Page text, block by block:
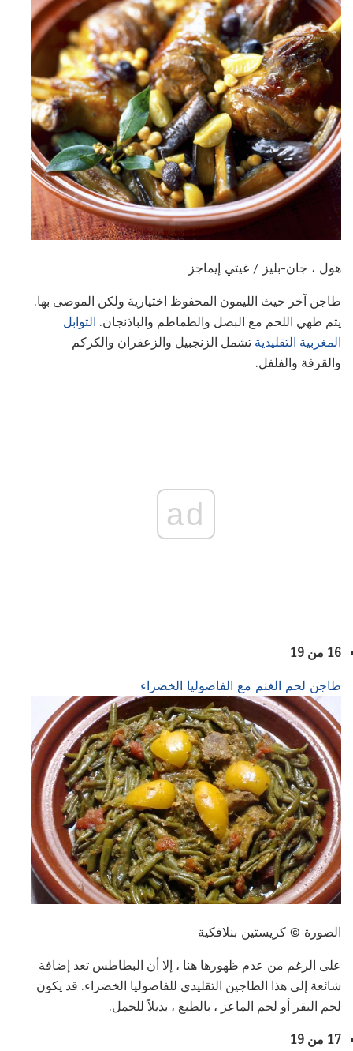
هول ، جان-بليز / غيتي إيماجز
طاجن آخر حيث الليمون المحفوظ اختيارية ولكن الموصى بها.
يتم طهي اللحم مع البصل والطماطم والباذنجان. التوابل
المغربية التقليدية تشمل الزنجبيل والزعفران والكركم
والقرفة والفلفل.
ad
16 من 19
طاجن لحم الغنم مع الفاصوليا الخضراء
الصورة © كريستين بنلافكية
على الرغم من عدم ظهورها هنا ، إلا أن البطاطس تعد إضافة
شائعة إلى هذا الطاجين التقليدي للفاصوليا الخضراء. قد يكون
لحم البقر أو لحم الماعز ، بالطبع ، بديلاً للحمل.
17 من 19